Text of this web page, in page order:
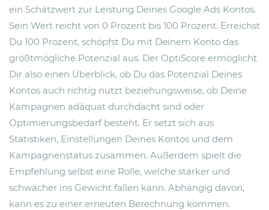
ein Schätzwert zur Leistung Deines Google Ads Kontos.
Sein Wert reicht von 0 Prozent bis 100 Prozent. Erreichst
Du 100 Prozent, schöpfst Du mit Deinem Konto das
größtmögliche Potenzial aus. Der OptiScore ermöglicht
Dir also einen Überblick, ob Du das Potenzial Deines
Kontos auch richtig nutzt beziehungsweise, ob Deine
Kampagnen adäquat durchdacht sind oder
Optimierungsbedarf besteht. Er setzt sich aus
Statistiken, Einstellungen Deines Kontos und dem
Kampagnenstatus zusammen. Außerdem spielt die
Empfehlung selbst eine Rolle, welche stärker und
schwächer ins Gewicht fallen kann. Abhängig davon,
kann es zu einer erneuten Berechnung kommen.